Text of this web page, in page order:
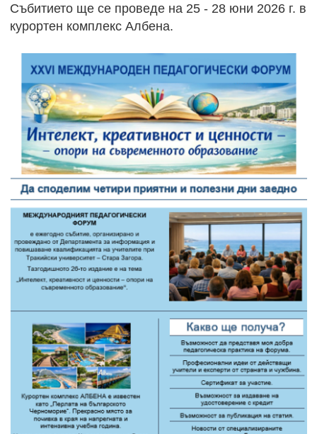
Събитието ще се проведе на 25 - 28 юни 2026 г. в
курортен комплекс Албена.